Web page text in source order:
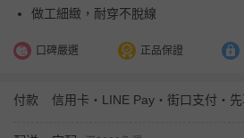
做工細緻，耐穿不脫線
口碑嚴選 正品保證
付款